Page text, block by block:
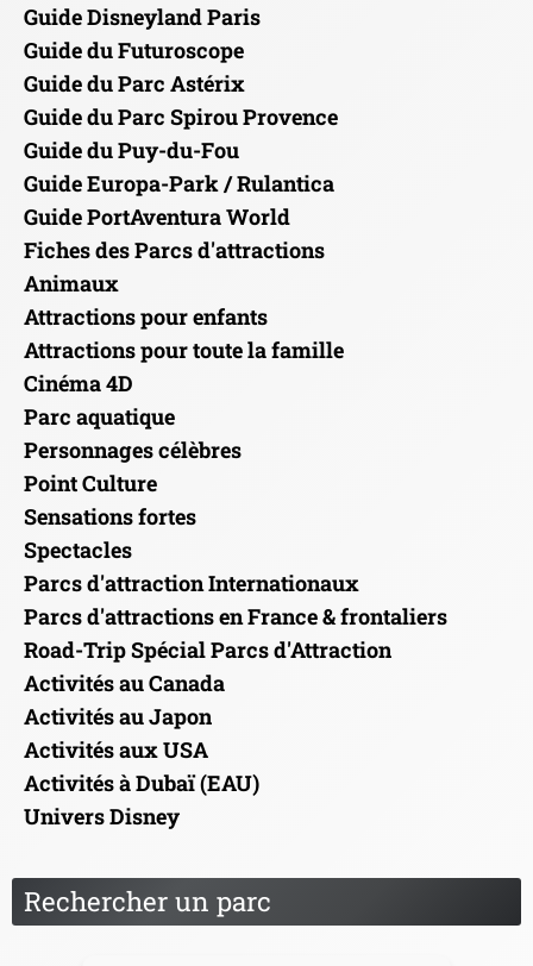
Guide Disneyland Paris
Guide du Futuroscope
Guide du Parc Astérix
Guide du Parc Spirou Provence
Guide du Puy-du-Fou
Guide Europa-Park / Rulantica
Guide PortAventura World
Fiches des Parcs d'attractions
Animaux
Attractions pour enfants
Attractions pour toute la famille
Cinéma 4D
Parc aquatique
Personnages célèbres
Point Culture
Sensations fortes
Spectacles
Parcs d'attraction Internationaux
Parcs d'attractions en France & frontaliers
Road-Trip Spécial Parcs d'Attraction
Activités au Canada
Activités au Japon
Activités aux USA
Activités à Dubaï (EAU)
Univers Disney
Rechercher un parc